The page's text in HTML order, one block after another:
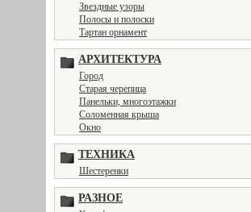
Звездные узоры
Полосы и полоски
Тартан орнамент
АРХИТЕКТУРА
Город
Старая черепица
Панельки, многоэтажки
Соломенная крыша
Окно
ТЕХНИКА
Шестеренки
РАЗНОЕ